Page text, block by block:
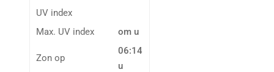
UV index
Max. UV index
om u
Zon op
06:14
u